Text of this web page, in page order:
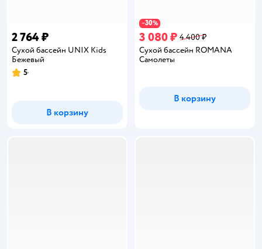
2 764 ₽
Сухой бассейн UNIX Kids
Бежевый
Рейтинг:
5
В корзину
−30%
3 080 ₽ 4 400 ₽
Сухой бассейн ROMANA
Самолеты
В корзину